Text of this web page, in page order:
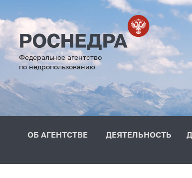
Федеральное агентство
по недропользованию
ОБ АГЕНТСТВЕ ДЕЯТЕЛЬНОСТЬ